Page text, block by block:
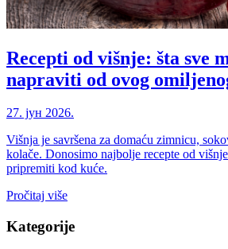
Recepti od višnje: šta sve
napraviti od ovog
27. јун 2026.
Višnja je savršena za domaću zimnicu,
kolače. Donosimo najbolje recepte od
pripremiti kod kuće.
Pročitaj više
Kategorije